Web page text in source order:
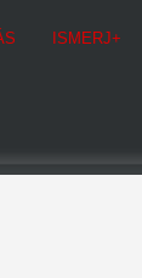
ISMERJ+